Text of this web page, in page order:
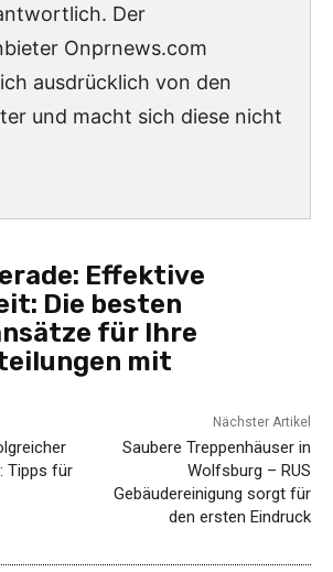
Der
Onprnews.com
ausdrücklich von den
und macht sich diese nicht
Effektive
Die besten
für Ihre
mit
Tipps für
Nächster Artikel
Saubere Treppenhäuser in
Wolfsburg – RUS
Gebäudereinigung sorgt für
den ersten Eindruck